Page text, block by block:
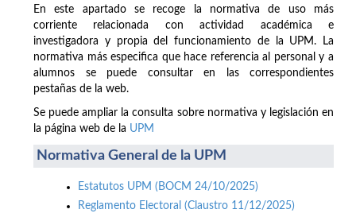
En este apartado se recoge la normativa de uso más
corriente relacionada con actividad académica e
investigadora y propia del funcionamiento de la UPM. La
normativa más especifica que hace referencia al personal y a
alumnos se puede consultar en las correspondientes
pestañas de la web.
Se puede ampliar la consulta sobre normativa y legislación en
la página web de la UPM
Normativa General de la UPM
Estatutos UPM (BOCM 24/10/2025)
Reglamento Electoral (Claustro 11/12/2025)